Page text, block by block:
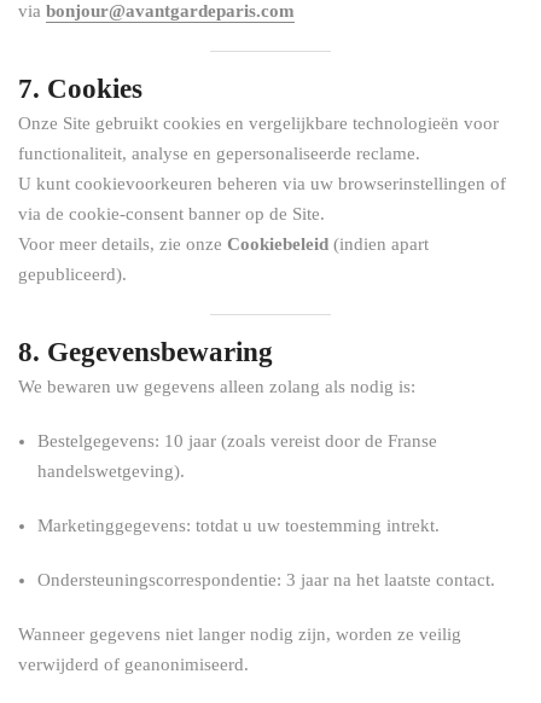
via bonjour@avantgardeparis.com
7. Cookies
Onze Site gebruikt cookies en vergelijkbare technologieën voor
functionaliteit, analyse en gepersonaliseerde reclame.
U kunt cookievoorkeuren beheren via uw browserinstellingen of
via de cookie-consent banner op de Site.
Voor meer details, zie onze Cookiebeleid (indien apart
gepubliceerd).
8. Gegevensbewaring
We bewaren uw gegevens alleen zolang als nodig is:
Bestelgegevens: 10 jaar (zoals vereist door de Franse
handelswetgeving).
Marketinggegevens: totdat u uw toestemming intrekt.
Ondersteuningscorrespondentie: 3 jaar na het laatste contact.
Wanneer gegevens niet langer nodig zijn, worden ze veilig
verwijderd of geanonimiseerd.